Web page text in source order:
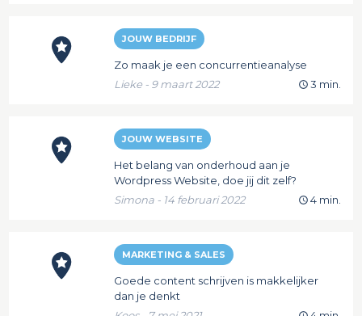
JOUW BEDRIJF
Zo maak je een concurrentieanalyse
Lieke - 9 maart 2022
3 min.
JOUW WEBSITE
Het belang van onderhoud aan je
Wordpress Website, doe jij dit zelf?
Simona - 14 februari 2022
4 min.
MARKETING & SALES
Goede content schrijven is makkelijker
dan je denkt